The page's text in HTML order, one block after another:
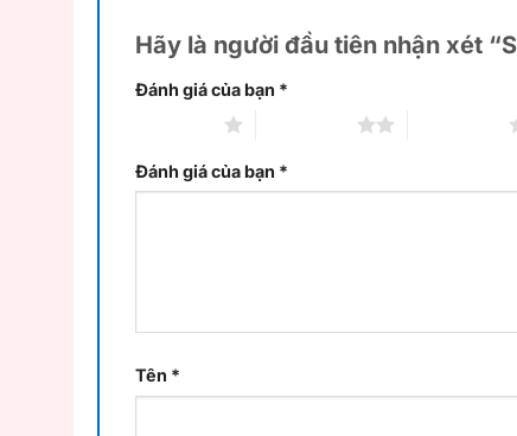
Hãy là người đầu tiên nhận xét
Đánh giá của bạn *
Đánh giá của bạn *
Tên *